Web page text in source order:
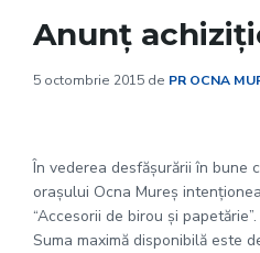
Anunț
5 octombrie 2015 de PR OCNA
În vederea desfăşurării în bune
oraşului Ocna Mureş
“Accesorii de birou şi papetărie”.
Suma maximă disponibilă este